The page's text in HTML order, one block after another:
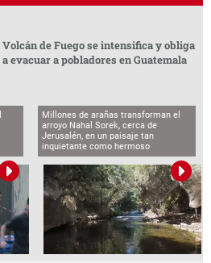
Volcán de Fuego se intensifica y obliga
a evacuar a pobladores en Guatemala
Millones de arañas transforman el
arroyo Nahal Sorek, cerca de
Jerusalén, en un paisaje tan
inquietante como hermoso